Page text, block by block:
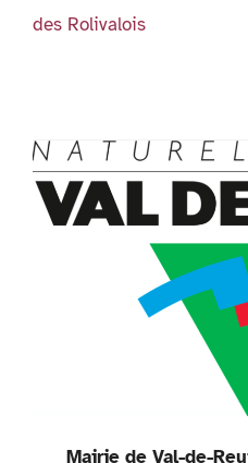
des Rolivalois
Mairie de Val-de-